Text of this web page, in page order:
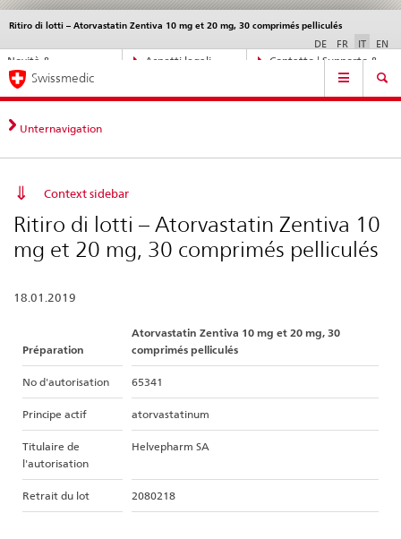
Navigazione
diretta:
novità,
legali,
Novità &
Aspetti legali,
Contatto | Supporto &
Ritiro di lotti – Atorvastatin Zentiva 10 mg et 20 mg, 30 comprimés pelliculés
DE FR IT EN
Service
Navigation
Swissmedic
Unternavigation
Context sidebar
Ritiro di lotti – Atorvastatin Zentiva 10
mg et 20 mg, 30 comprimés pelliculés
18.01.2019
Préparation
Atorvastatin Zentiva 10 mg et 20 mg, 30
comprimés pelliculés
No d'autorisation 65341
Principe actif atorvastatinum
Titulaire de
l'autorisation
Helvepharm SA
Retrait du lot 2080218